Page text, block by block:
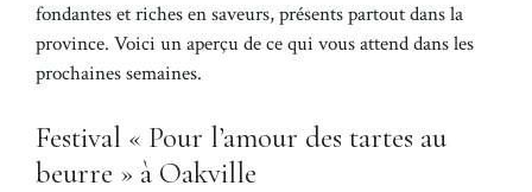
fondantes et riches en saveurs, présents partout dans la
province. Voici un aperçu de ce qui vous attend dans les
prochaines semaines.
Festival « Pour l’amour des tartes au
beurre » à Oakville